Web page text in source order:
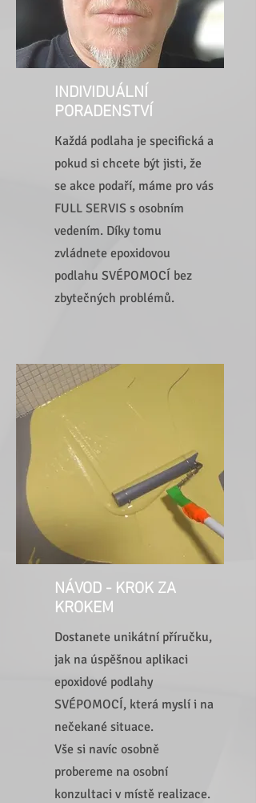
INDIVIDUÁLNÍ
PORADENSTVÍ
Každá podlaha je specifická a
pokud si chcete být jisti, že
se akce podaří, máme pro vás
FULL SERVIS s osobním
vedením. Díky tomu
zvládnete epoxidovou
podlahu SVÉPOMOCÍ bez
zbytečných problémů.
NÁVOD - KROK ZA
KROKEM
Dostanete unikátní příručku,
jak na úspěšnou aplikaci
epoxidové podlahy
SVÉPOMOCÍ, která myslí i na
nečekané situace.
Vše si navíc osobně
probereme na osobní
konzultaci v místě realizace.